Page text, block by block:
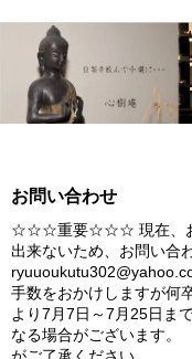
お問い合わせ
☆☆☆重要☆☆☆ 現在、お
出来ないため、お問い合
手数をおかけしますが何
より7月7日～7月25日ま
なる場合がございます